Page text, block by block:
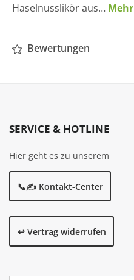
Haselnusslikör aus… Mehr
Bewertungen
SERVICE & HOTLINE
Hier geht es zu unserem
📞✍️ Kontakt-Center
↩️ Vertrag widerrufen